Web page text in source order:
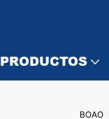
PRODUCTOS
BOAO